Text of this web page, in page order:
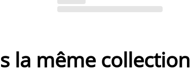
la même collection